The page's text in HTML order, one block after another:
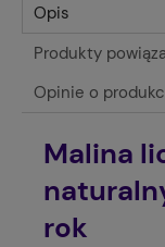
Opis
Produkty
Opinie o
Malina
rok